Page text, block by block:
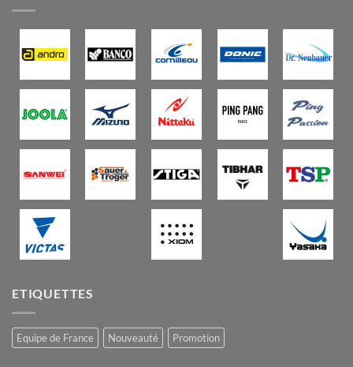
ETIQUETTES
Equipe de France Nouveauté Promotion